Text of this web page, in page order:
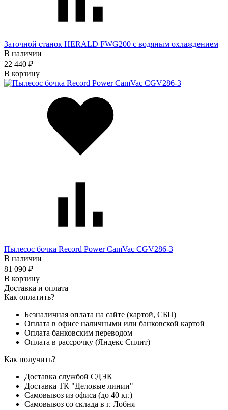
Заточной станок HERALD FWG200 с водяным охлаждением
В наличии
22 440 ₽
В корзину
Пылесос бочка Record Power CamVac CGV286-3
В наличии
81 090 ₽
В корзину
Доставка и оплата
Как оплатить?
Безналичная оплата на сайте (картой, СБП)
Оплата в офисе наличными или банковской картой
Оплата банковским переводом
Оплата в рассрочку (Яндекс Сплит)
Как получить?
Доставка службой СДЭК
Доставка ТК "Деловые линии"
Самовывоз из офиса (до 40 кг.)
Самовывоз со склада в г. Лобня